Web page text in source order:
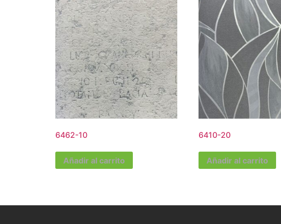
6462-10
Añadir al carrito
6410-20
Añadir al carrito